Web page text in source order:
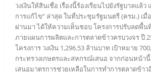
วงเงินให้สินเชื่อ เรื่องนี้ร้องเรียนไปยังรัฐบาลแล้
การแก้ไข” ล่าสุด ในที่ประชุมรัฐมนตรี (ครม.) เ
ผ่านมา ได้ให้ความเห็นชอบ โครงการปรับลดพื้
ภายแผนการผลิตและการตลาดข้าวครบวงจร ปี
โครงการ วงเงิน 1,296.53 ล้านบาท เป้าหมาย
กระทรวงเกษตรและสหกรณ์เสนอ จากก่อนหน้า
เสนอมาตรการช่วยเหลือในการทำการตลาดข้า